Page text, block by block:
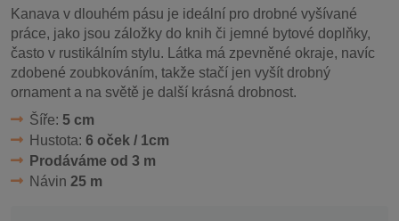
Kanava v dlouhém pásu je ideální pro drobné vyšívané
práce, jako jsou záložky do knih či jemné bytové doplňky,
často v rustikálním stylu. Látka má zpevněné okraje, navíc
zdobené zoubkováním, takže stačí jen vyšít drobný
ornament a na světě je další krásná drobnost.
Šíře: 5 cm
Hustota: 6 oček / 1cm
Prodáváme od 3 m
Návin 25 m